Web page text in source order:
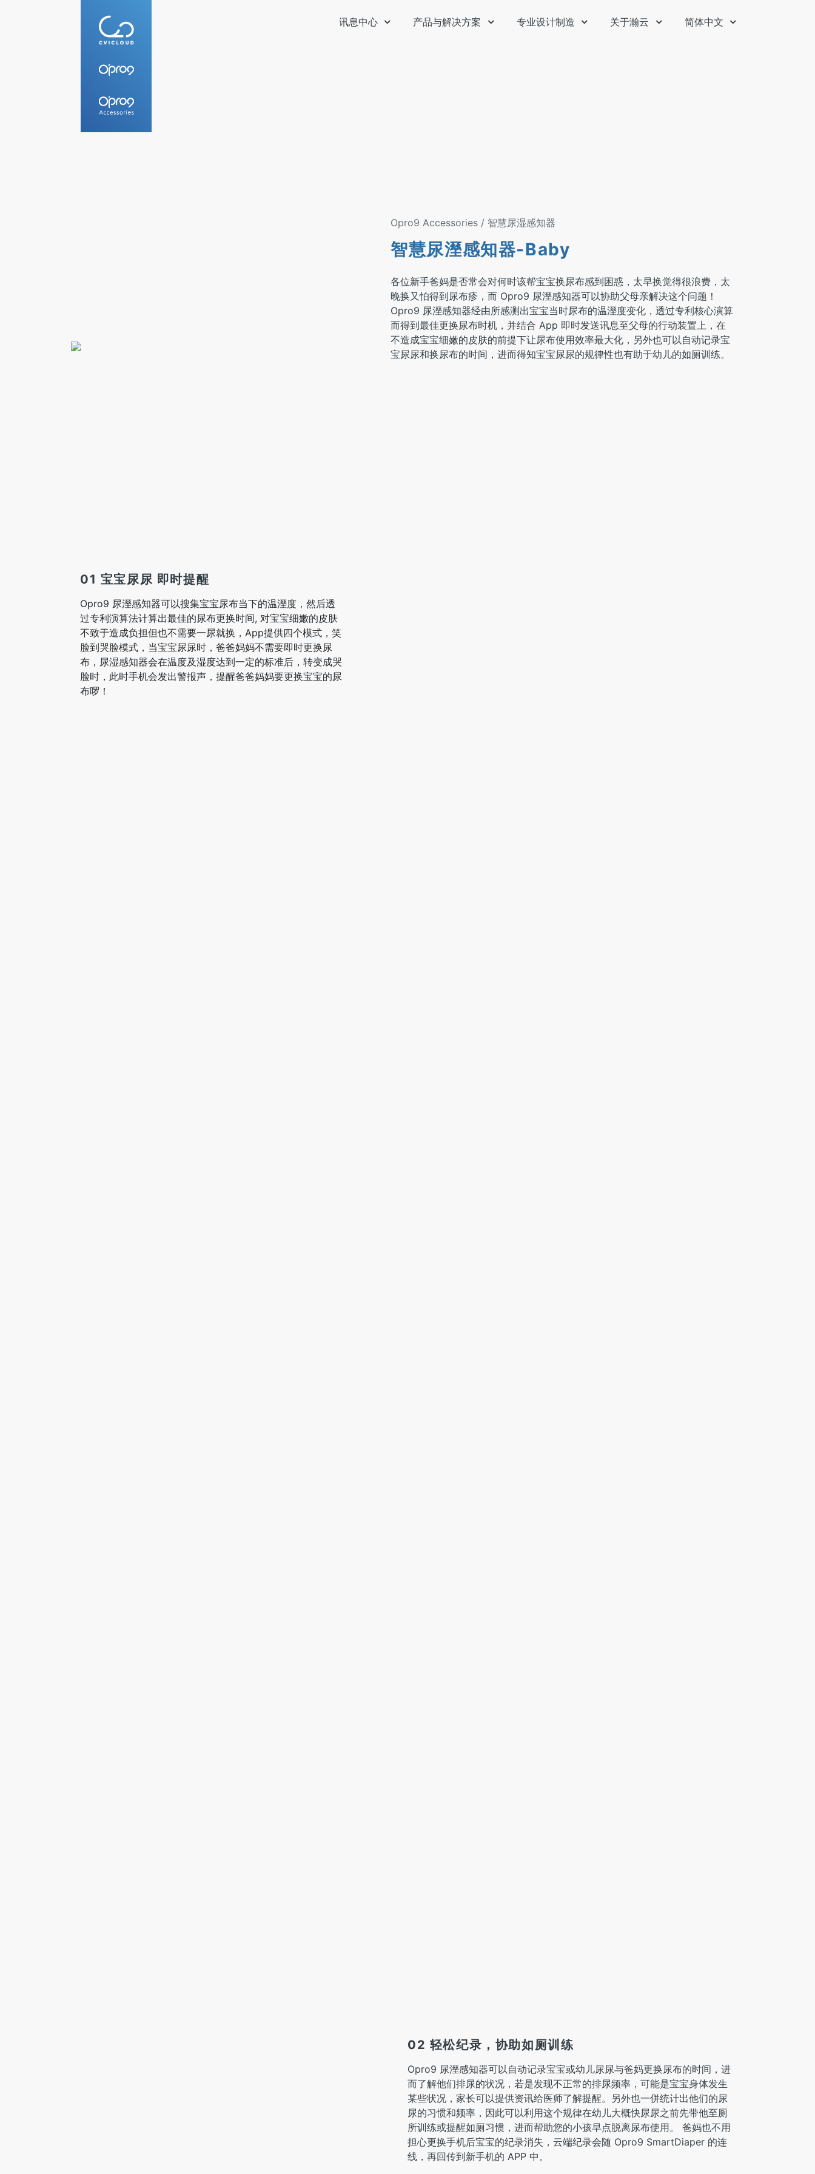
讯息中心 产品与解决方案 专业设计制造 关于瀚云 简体中文
Opro9 Accessories / 智慧尿湿感知器
智慧尿溼感知器-Baby
各位新手爸妈是否常会对何时该帮宝宝换尿布感到困惑，太早换觉得很浪费，太
晚换又怕得到尿布疹，而 Opro9 尿溼感知器可以协助父母亲解决这个问题！
Opro9 尿溼感知器经由所感测出宝宝当时尿布的温溼度变化，透过专利核心演算
而得到最佳更换尿布时机，并结合 App 即时发送讯息至父母的行动装置上，在
不造成宝宝细嫩的皮肤的前提下让尿布使用效率最大化，另外也可以自动记录宝
宝尿尿和换尿布的时间，进而得知宝宝尿尿的规律性也有助于幼儿的如厕训练。
01 宝宝尿尿 即时提醒
Opro9 尿溼感知器可以搜集宝宝尿布当下的温溼度，然后透
过专利演算法计算出最佳的尿布更换时间, 对宝宝细嫩的皮肤
不致于造成负担但也不需要一尿就换，App提供四个模式，笑
脸到哭脸模式，当宝宝尿尿时，爸爸妈妈不需要即时更换尿
布，尿湿感知器会在温度及湿度达到一定的标准后，转变成哭
脸时，此时手机会发出警报声，提醒爸爸妈妈要更换宝宝的尿
布啰！
02 轻松纪录，协助如厕训练
Opro9 尿溼感知器可以自动记录宝宝或幼儿尿尿与爸妈更换尿布的时间，进
而了解他们排尿的状况，若是发现不正常的排尿频率，可能是宝宝身体发生
某些状况，家长可以提供资讯给医师了解提醒。另外也一併统计出他们的尿
尿的习惯和频率，因此可以利用这个规律在幼儿大概快尿尿之前先带他至厕
所训练或提醒如厕习惯，进而帮助您的小孩早点脱离尿布使用。 爸妈也不用
担心更换手机后宝宝的纪录消失，云端纪录会随 Opro9 SmartDiaper 的连
线，再回传到新手机的 APP 中。